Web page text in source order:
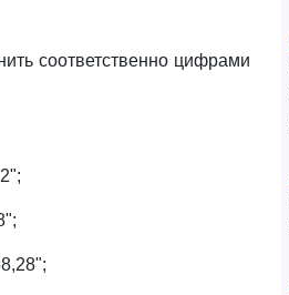
соответственно цифрами